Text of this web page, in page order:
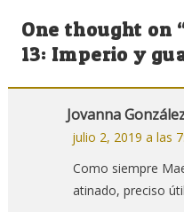
de
entradas
One thought on
13: Imperio y
Jovanna
julio 2, 2019 a las
Como siempre
atinado, preciso